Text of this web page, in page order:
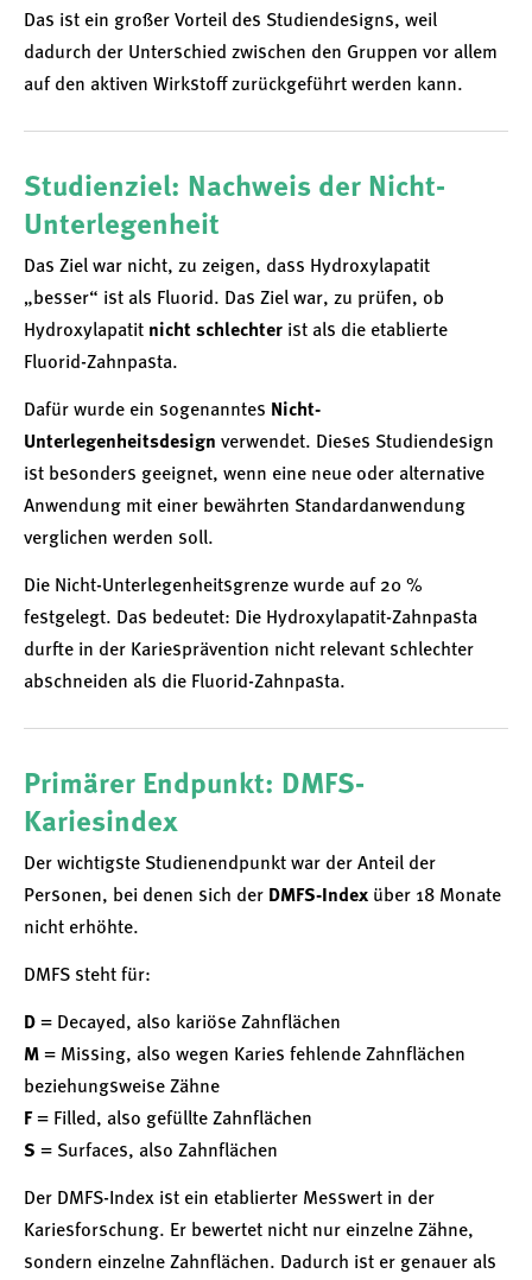
Das ist ein großer Vorteil des Studiendesigns, weil
dadurch der Unterschied zwischen den Gruppen vor allem
auf den aktiven Wirkstoff zurückgeführt werden kann.
Studienziel: Nachweis der Nicht-
Unterlegenheit
Das Ziel war nicht, zu zeigen, dass Hydroxylapatit
„besser“ ist als Fluorid. Das Ziel war, zu prüfen, ob
Hydroxylapatit nicht schlechter ist als die etablierte
Fluorid-Zahnpasta.
Dafür wurde ein sogenanntes Nicht-
Unterlegenheitsdesign verwendet. Dieses Studiendesign
ist besonders geeignet, wenn eine neue oder alternative
Anwendung mit einer bewährten Standardanwendung
verglichen werden soll.
Die Nicht-Unterlegenheitsgrenze wurde auf 20 %
festgelegt. Das bedeutet: Die Hydroxylapatit-Zahnpasta
durfte in der Kariesprävention nicht relevant schlechter
abschneiden als die Fluorid-Zahnpasta.
Primärer Endpunkt: DMFS-
Kariesindex
Der wichtigste Studienendpunkt war der Anteil der
Personen, bei denen sich der DMFS-Index über 18 Monate
nicht erhöhte.
DMFS steht für:
D = Decayed, also kariöse Zahnflächen
M = Missing, also wegen Karies fehlende Zahnflächen
beziehungsweise Zähne
F= Filled, also gefüllte Zahnflächen
S = Surfaces, also Zahnflächen
Der DMFS-Index ist ein etablierter Messwert in der
Kariesforschung. Er bewertet nicht nur einzelne Zähne,
sondern einzelne Zahnflächen. Dadurch ist er genauer als